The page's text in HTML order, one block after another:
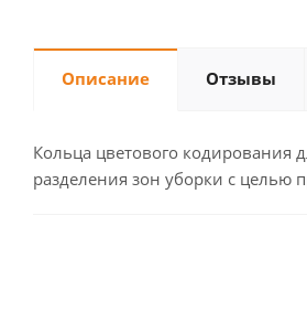
Описание Отзывы
Кольца цветового кодирования
разделения зон уборки с целью